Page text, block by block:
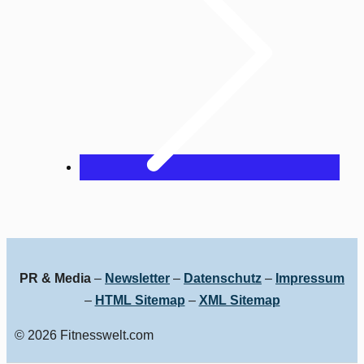
PR & Media – Newsletter – Datenschutz – Impressum
– HTML Sitemap – XML Sitemap
© 2026 Fitnesswelt.com